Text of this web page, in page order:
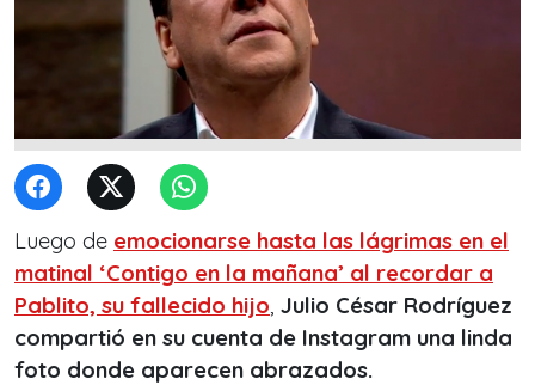
Luego de emocionarse hasta las lágrimas en el
matinal ‘Contigo en la mañana’ al recordar a
Pablito, su fallecido hijo, Julio César Rodríguez
compartió en su cuenta de Instagram una linda
foto donde aparecen abrazados.